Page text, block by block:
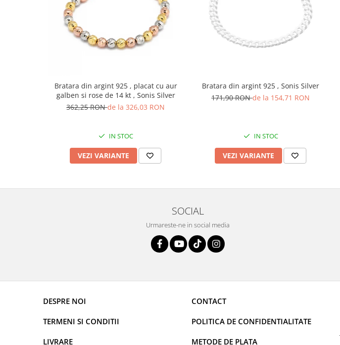
Bratara din argint 925 , placat cu aur
galben si rose de 14 kt , Sonis Silver
362,25 RONde la 326,03 RON
IN STOC
VEZI VARIANTE
Bratara din argint 925 , Sonis Silver
171,90 RONde la 154,71 RON
IN STOC
VEZI VARIANTE
SOCIAL
Urmareste-ne in social media
DESPRE NOI
TERMENI SI CONDITII
LIVRARE
CONTACT
POLITICA DE CONFIDENTIALITATE
METODE DE PLATA